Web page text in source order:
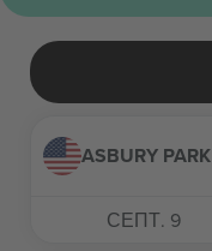
ASBURY PARK
СЕПТ. 9